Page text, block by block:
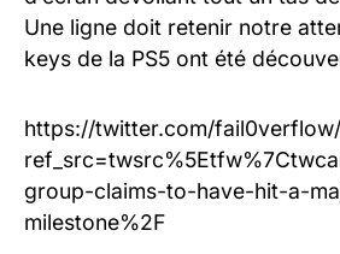
Une ligne doit retenir notre
keys de la PS5 ont été
https://twitter.com/
group-claims-to-have-hit-a-
milestone%2F